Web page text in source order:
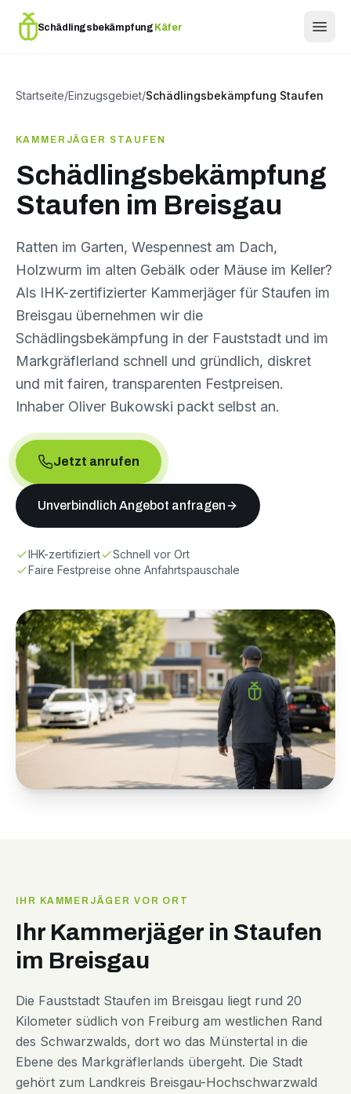
Schädlingsbekämpfung Käfer
Startseite/Einzugsgebiet/Schädlingsbekämpfung Staufen
KAMMERJÄGER STAUFEN
Schädlingsbekämpfung
Staufen im Breisgau
Ratten im Garten, Wespennest am Dach,
Holzwurm im alten Gebälk oder Mäuse im Keller?
Als IHK-zertifizierter Kammerjäger für Staufen im
Breisgau übernehmen wir die
Schädlingsbekämpfung in der Fauststadt und im
Markgräflerland schnell und gründlich, diskret
und mit fairen, transparenten Festpreisen.
Inhaber Oliver Bukowski packt selbst an.
Jetzt anrufen
Unverbindlich Angebot anfragen
IHK-zertifiziert
Schnell vor Ort
Faire Festpreise ohne Anfahrtspauschale
IHR KAMMERJÄGER VOR ORT
Ihr Kammerjäger in Staufen
im Breisgau
Die Fauststadt Staufen im Breisgau liegt rund 20
Kilometer südlich von Freiburg am westlichen Rand
des Schwarzwalds, dort wo das Münstertal in die
Ebene des Markgräflerlands übergeht. Die Stadt
gehört zum Landkreis Breisgau-Hochschwarzwald